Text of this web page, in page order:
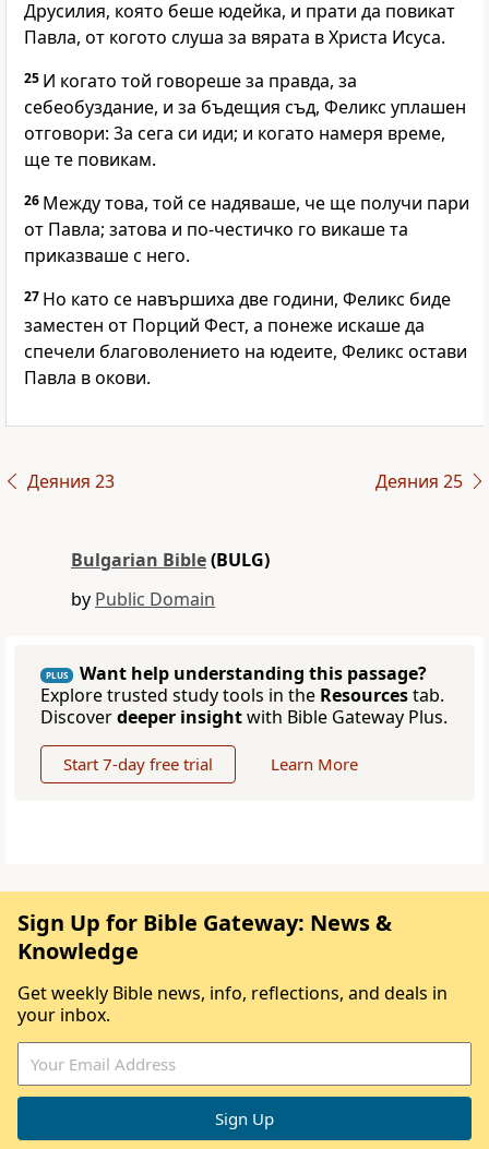
Друсилия, която беше юдейка, и прати да повикат
Павла, от когото слуша за вярата в Христа Исуса.
25 И когато той говореше за правда, за
себеобуздание, и за бъдещия съд, Феликс уплашен
отговори: 3а сега си иди; и когато намеря време,
ще те повикам.
26 Между това, той се надяваше, че ще получи пари
от Павла; затова и по-честичко го викаше та
приказваше с него.
27 Но като се навършиха две години, Феликс биде
заместен от Порций Фест, а понеже искаше да
спечели благоволението на юдеите, Феликс остави
Павла в окови.
Деяния 23 Деяния 25
Bulgarian Bible(BULG)
by Public Domain
PLUS
Want help understanding this passage?
Explore trusted study tools in the Resourcestab.
Discoverdeeper insightwith Bible Gateway Plus.
Start 7-day free trial Learn More
Sign Up for Bible Gateway: News &
Knowledge
Get weekly Bible news, info, reflections, and deals in
your inbox.